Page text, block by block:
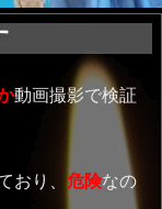
動画撮影で検証
おり、 危険なの